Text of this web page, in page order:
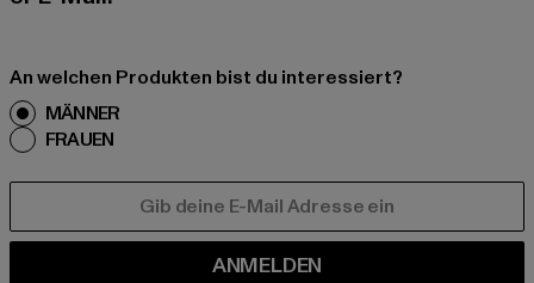
An welchen Produkten bist du interessiert?
MÄNNER
FRAUEN
ANMELDEN